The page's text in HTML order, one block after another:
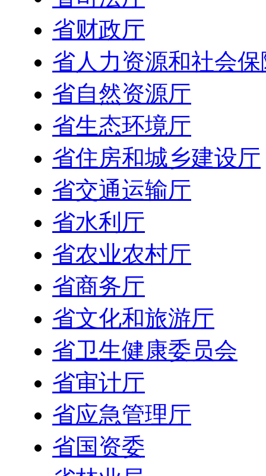
省财政厅
省人力资源和社会
省自然资源厅
省生态环境厅
省住房和城乡建设厅
省交通运输厅
省水利厅
省农业农村厅
省商务厅
省文化和旅游厅
省卫生健康委员会
省审计厅
省应急管理厅
省国资委